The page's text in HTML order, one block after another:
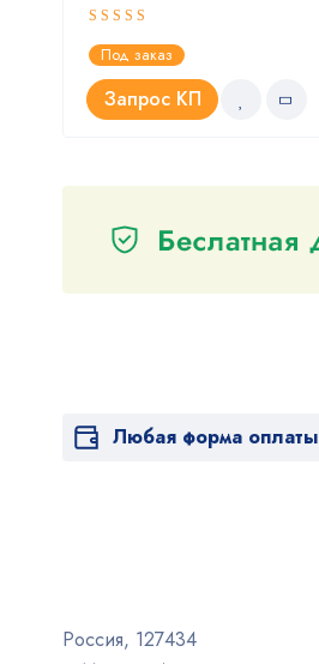
Оценка
5.00из 5
Под заказ
Запрос КП
Любая форма оплаты
Россия, 127434